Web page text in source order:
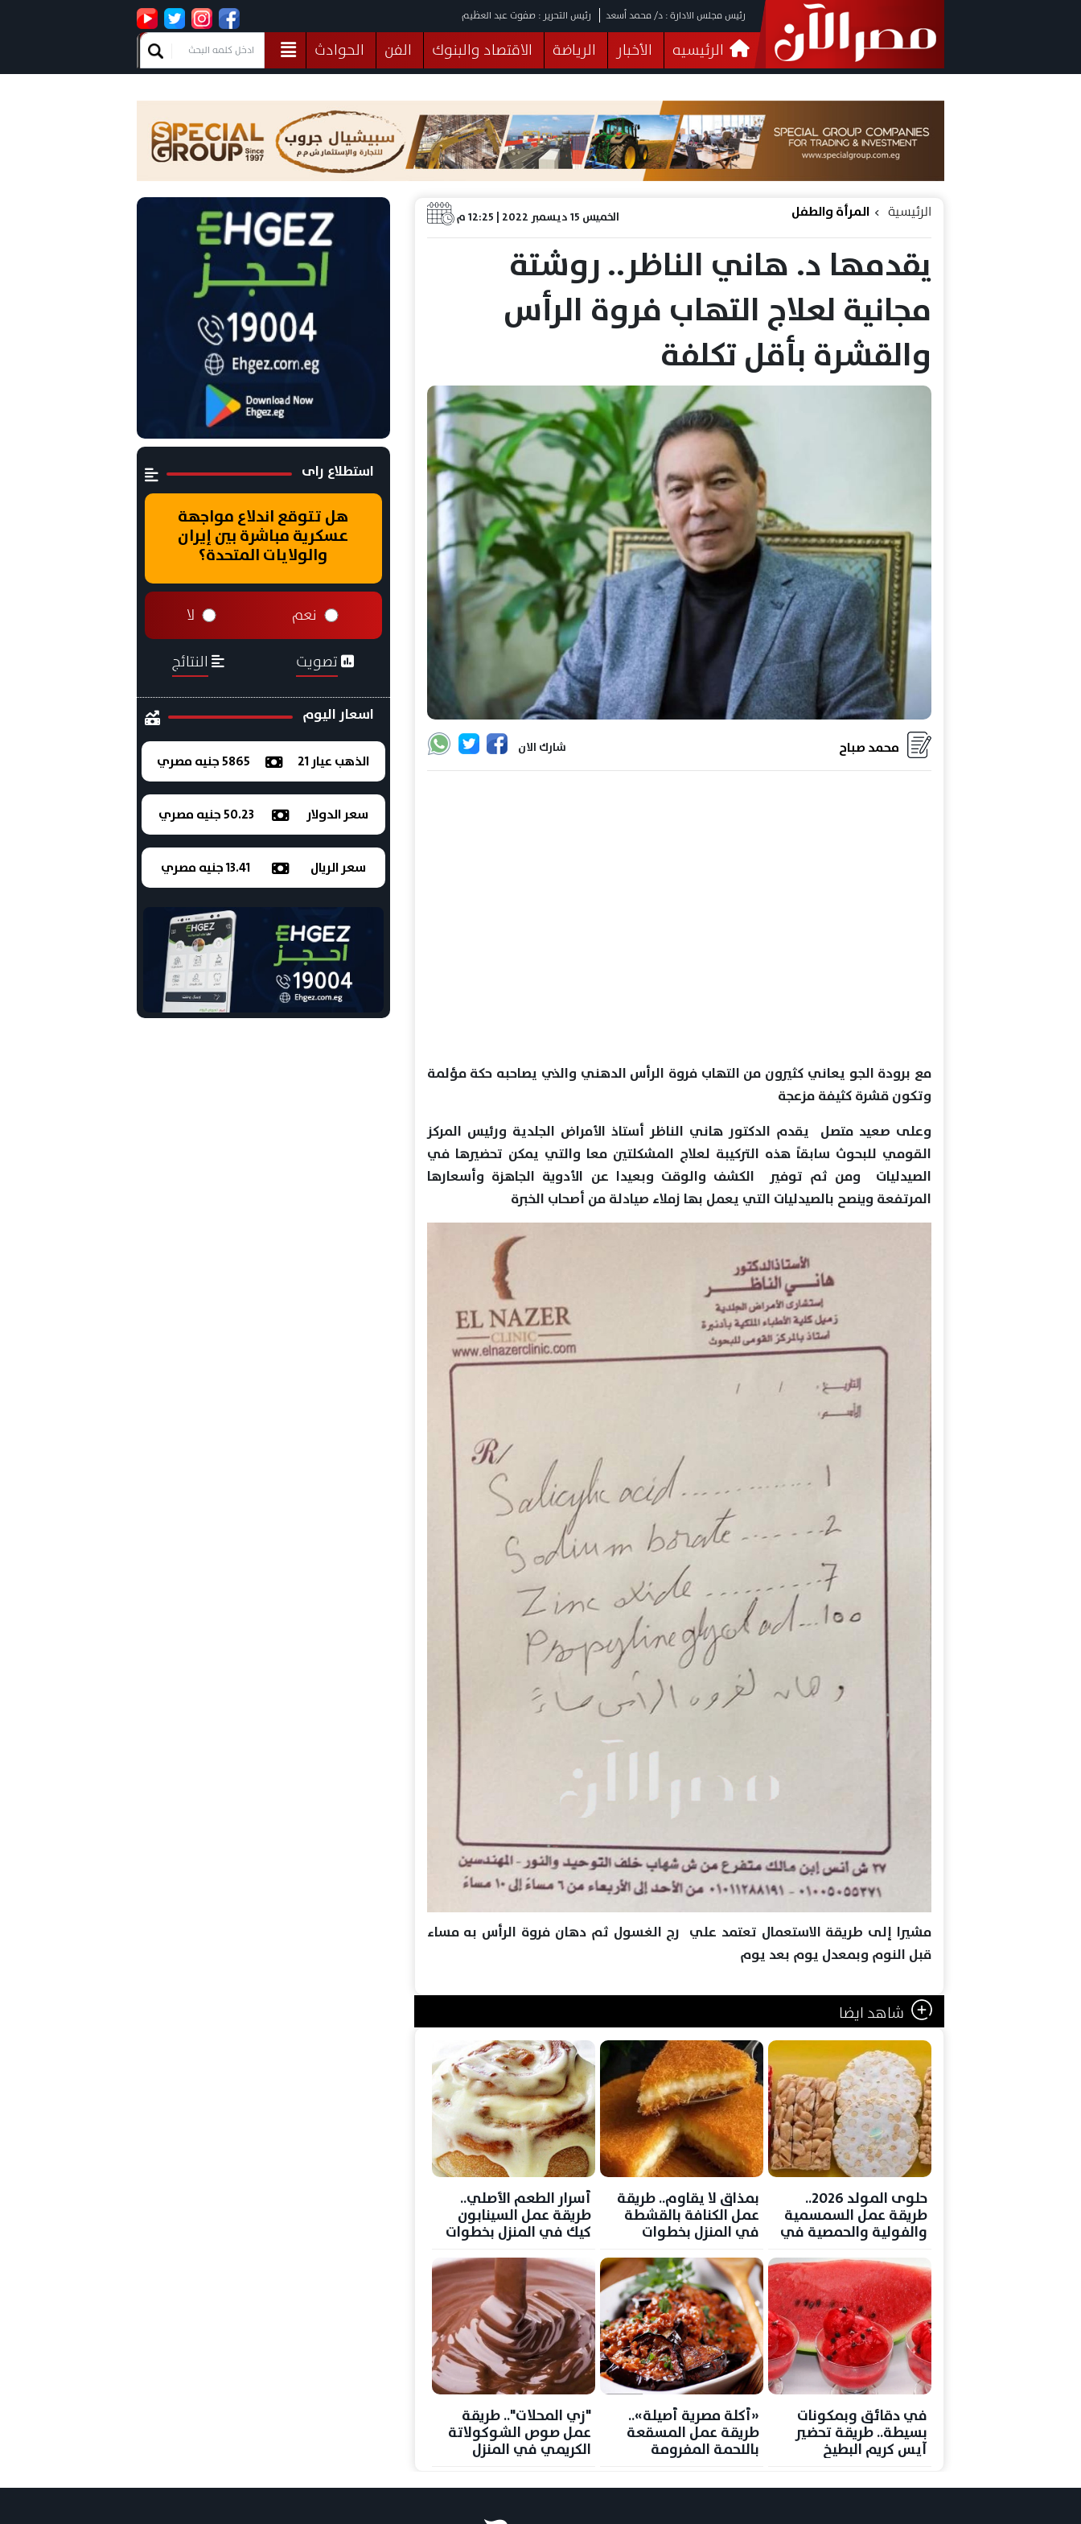
رئيس مجلس الادارة : د/ محمد أسعد رئيس التحرير : صفوت عبد العظيم
الرئيسيه الأخبار الرياضة الاقتصاد والبنوك الفن
الحوادث
فيديوهات
البرلمان صحة الثقافة خدمات منوعات
الخميس 15 ديسمبر 2022 | 12:25 م الرئيسية المرأة والطفل
يقدمها د. هاني الناظر.. روشتة
مجانية لعلاج التهاب فروة الرأس
والقشرة بأقل تكلفة
شارك الان محمد صباح
مع برودة الجو يعاني كثيرون من التهاب فروة الرأس الدهني والذي يصاحبه حكة مؤلمة
وتكون قشرة كثيفة مزعجة
وعلى صعيد متصل يقدم الدكتور هاني الناظر أستاذ الأمراض الجلدية ورئيس المركز
القومي للبحوث سابقاً هذه التركيبة لعلاج المشكلتين معا والتي يمكن تحضيرها في
الصيدليات ومن ثم توفير الكشف والوقت وبعيدا عن الأدوية الجاهزة وأسعارها
المرتفعة وينصح بالصيدليات التي يعمل بها زملاء صيادلة من أصحاب الخبرة
مشيرا إلى طريقة الاستعمال تعتمد علي رج الغسول ثم دهان فروة الرأس به مساء
قبل النوم وبمعدل يوم بعد يوم
شاهد ايضا
حلوى المولد 2026..
طريقة عمل السمسمية
والفولية والحمصية في
بمذاق لا يقاوم.. طريقة
عمل الكنافة بالقشطة
في المنزل بخطوات
أسرار الطعم الأصلي..
طريقة عمل السينابون
كيك في المنزل بخطوات
في دقائق وبمكونات
بسيطة.. طريقة تحضير
آيس كريم البطيخ
«أكلة مصرية أصيلة»..
طريقة عمل المسقعة
باللحمة المفرومة
"زي المحلات".. طريقة
عمل صوص الشوكولاتة
الكريمي في المنزل
استطلاع راى
هل تتوقع اندلاع مواجهة
عسكرية مباشرة بين إيران
والولايات المتحدة؟
نعم لا
تصويت النتائج
اسعار اليوم
الذهب عيار 21 5865 جنيه مصري
سعر الدولار 50.23 جنيه مصري
سعر الريال 13.41 جنيه مصري